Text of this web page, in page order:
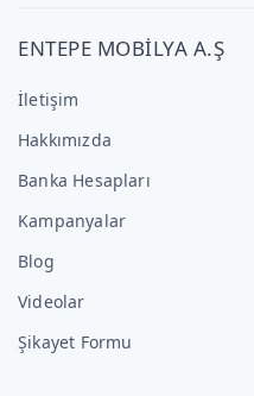
ENTEPE MOBİLYA A.Ş
İletişim
Hakkımızda
Banka Hesapları
Kampanyalar
Blog
Videolar
Şikayet Formu